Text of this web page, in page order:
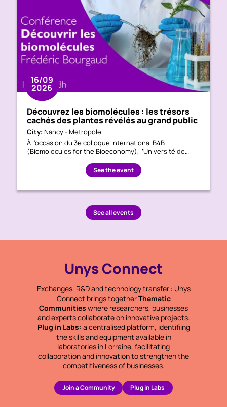
16/09
2026
Découvrez les biomolécules : les trésors
cachés des plantes révélés au grand public
City: Nancy - Métropole
À l’occasion du 3e colloque international B4B
(Biomolecules for the Bioeconomy), l’Université de…
See the event
See all events
Unys Connect
Exchanges, R&D and technology transfer : Unys
Connect brings togetherThematic
Communities where researchers, businesses
and experts collaborate on innovative projects.
Plug in Labs: a centralised platform, identifiing
the skills and equipment available in
laboratories in Lorraine, facilitating
collaboration and innovation to strengthen the
competitiveness of businesses.
Join a Community Plug in Labs